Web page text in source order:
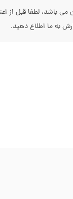
باشد، لطفا قبل از
به ما اطلاع دهید.